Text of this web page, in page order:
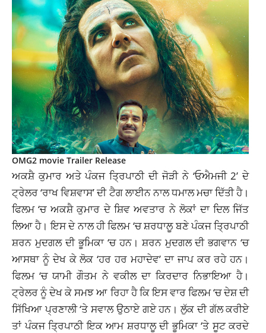
OMG2 movie Trailer Release
ਅਕਸ਼ੈ ਕੁਮਾਰ ਅਤੇ ਪੰਕਜ ਤ੍ਰਿਪਾਠੀ ਦੀ ਜੋੜੀ ਨੇ ‘ਓਐਮਜੀ 2’ ਦੇ
ਟ੍ਰੇਲਰ ‘ਰਾਖ ਵਿਸ਼ਵਾਸ’ ਦੀ ਟੈਗ ਲਾਈਨ ਨਾਲ ਧਮਾਲ ਮਚਾ ਦਿੱਤੀ ਹੈ।
ਫਿਲਮ ‘ਚ ਅਕਸ਼ੈ ਕੁਮਾਰ ਦੇ ਸ਼ਿਵ ਅਵਤਾਰ ਨੇ ਲੋਕਾਂ ਦਾ ਦਿਲ ਜਿੱਤ
ਲਿਆ ਹੈ। ਇਸ ਦੇ ਨਾਲ ਹੀ ਫਿਲਮ ‘ਚ ਸ਼ਰਧਾਲੂ ਬਣੇ ਪੰਕਜ ਤ੍ਰਿਪਾਠੀ
ਸ਼ਰਨ ਮੁਦਗਲ ਦੀ ਭੂਮਿਕਾ ‘ਚ ਹਨ। ਸ਼ਰਨ ਮੁਦਗਲ ਦੀ ਭਗਵਾਨ ‘ਚ
ਆਸਥਾ ਨੂੰ ਦੇਖ ਕੇ ਲੋਕ ‘ਹਰ ਹਰ ਮਹਾਦੇਵ’ ਦਾ ਜਾਪਕਰਰਹੇ ਹਨ।
ਫਿਲਮ ‘ਚ ਯਾਮੀ ਗੌਤਮ ਨੇ ਵਕੀਲ ਦਾ ਕਿਰਦਾਰ ਨਿਭਾਇਆ ਹੈ।
ਟ੍ਰੇਲਰ ਨੂੰ ਦੇਖ ਕੇ ਸਮਝ ਆ ਰਿਹਾ ਹੈ ਕਿ ਇਸ ਵਾਰ ਫਿਲਮ ‘ਚ ਦੇਸ਼ ਦੀ
ਸਿੱਖਿਆ ਪ੍ਰਣਾਲੀ ‘ਤੇ ਸਵਾਲ ਉਠਾਏ ਗਏ ਹਨ। ਲੁੱਕ ਦੀ ਗੱਲ ਕਰੀਏ
ਤਾਂ ਪੰਕਜ ਤ੍ਰਿਪਾਠੀ ਇਕ ਆਮ ਸ਼ਰਧਾਲੂ ਦੀ ਭੂਮਿਕਾ ‘ਤੇ ਸੂਟ ਕਰਦੇ